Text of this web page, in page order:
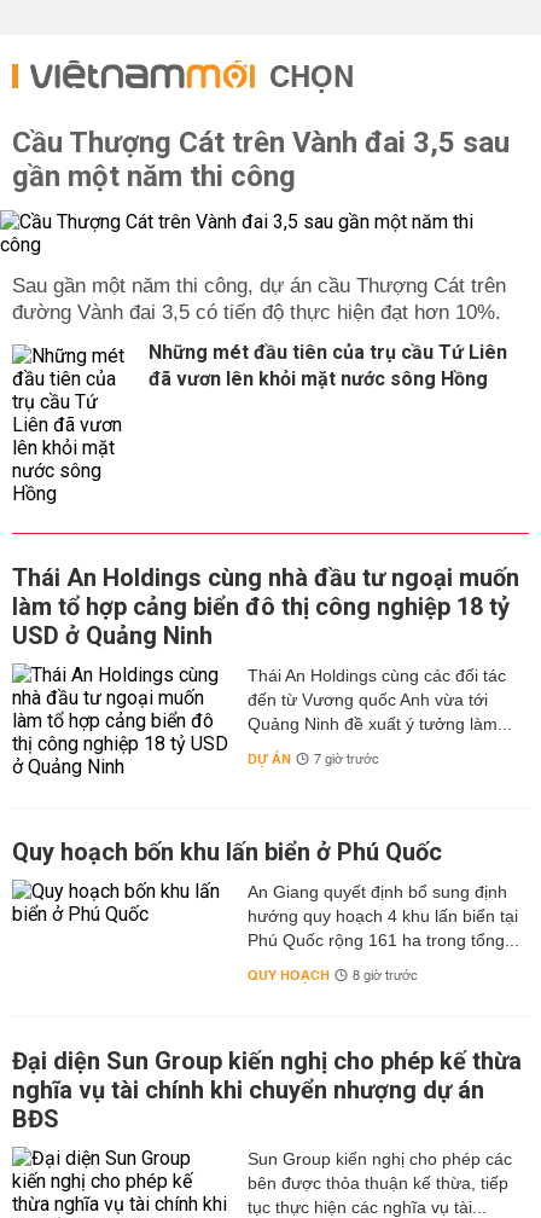
CHỌN
Cầu Thượng Cát trên Vành đai 3,5 sau
gần một năm thi công
Sau gần một năm thi công, dự án cầu Thượng Cát trên
đường Vành đai 3,5 có tiến độ thực hiện đạt hơn 10%.
Những mét đầu tiên của trụ cầu Tứ Liên
đã vươn lên khỏi mặt nước sông Hồng
Thái An Holdings cùng nhà đầu tư ngoại muốn
làm tổ hợp cảng biển đô thị công nghiệp 18 tỷ
USD ở Quảng Ninh
Thái An Holdings cùng các đối tác
đến từ Vương quốc Anh vừa tới
Quảng Ninh đề xuất ý tưởng làm...
DỰ ÁN 7 giờ trước
Quy hoạch bốn khu lấn biển ở Phú Quốc
An Giang quyết định bổ sung định
hướng quy hoạch 4 khu lấn biển tại
Phú Quốc rộng 161 ha trong tổng...
QUY HOẠCH 8 giờ trước
Đại diện Sun Group kiến nghị cho phép kế thừa
nghĩa vụ tài chính khi chuyển nhượng dự án
BĐS
Sun Group kiến nghị cho phép các
bên được thỏa thuận kế thừa, tiếp
tục thực hiện các nghĩa vụ tài...